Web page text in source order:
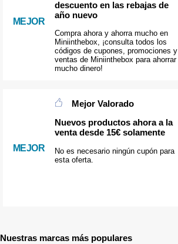
MEJOR
descuento en las rebajas de
año nuevo
Compra ahora y ahorra mucho en
Miniinthebox, ¡consulta todos los
códigos de cupones, promociones y
ventas de Miniinthebox para ahorrar
mucho dinero!
MEJOR
Mejor Valorado
Nuevos productos ahora a la
venta desde 15€ solamente
No es necesario ningún cupón para
esta oferta.
Nuestras marcas más populares